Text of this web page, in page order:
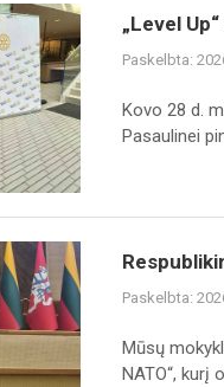
„Level
Paskelbta:
Kovo 28 d.
Pasaulinei
Paskelbta:
Mūsų
NATO“, kurį